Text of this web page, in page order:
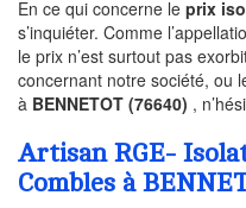
En ce qui concerne le prix
s’inquiéter. Comme
le prix n’est surtout pas
concernant notre société, ou
à BENNETOT (76640) ,
Artisan RGE-
Combles à